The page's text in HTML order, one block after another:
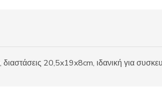
20,5x19x8cm, ιδανική για